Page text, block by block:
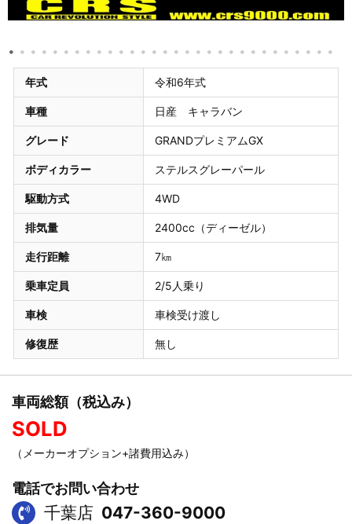
年式 令和6年式
車種 日産 キャラバン
グレード GRANDプレミアムGX
ボディカラー ステルスグレーパール
駆動方式 4WD
排気量 2400cc（ディーゼル）
走行距離 7㎞
乗車定員 2/5人乗り
車検 車検受け渡し
修復歴 無し
車両総額（税込み）
SOLD
（メーカーオプション+諸費用込み）
電話でお問い合わせ
千葉店 047-360-9000